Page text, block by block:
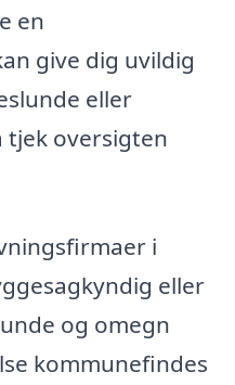
en
give dig uvildig
eller
tjek oversigten
i
eller
og omegn
kommunefindes